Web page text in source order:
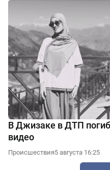
В Джизаке в ДТП
видео
Происшествия5 августа 16:25